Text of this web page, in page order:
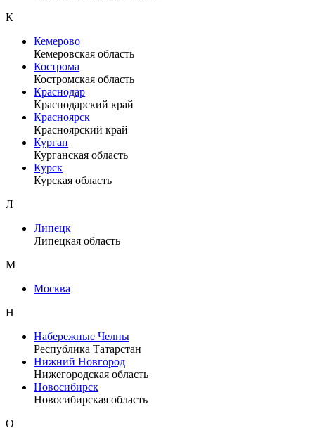
К
Кемерово
Кемеровская область
Кострома
Костромская область
Краснодар
Краснодарский край
Красноярск
Красноярский край
Курган
Курганская область
Курск
Курская область
Л
Липецк
Липецкая область
М
Москва
Н
Набережные Челны
Республика Татарстан
Нижний Новгород
Нижегородская область
Новосибирск
Новосибирская область
О